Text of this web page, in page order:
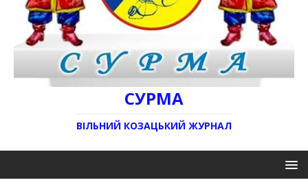
СУРМА
ВІЛЬНИЙ КОЗАЦЬКИЙ ЖУРНАЛ